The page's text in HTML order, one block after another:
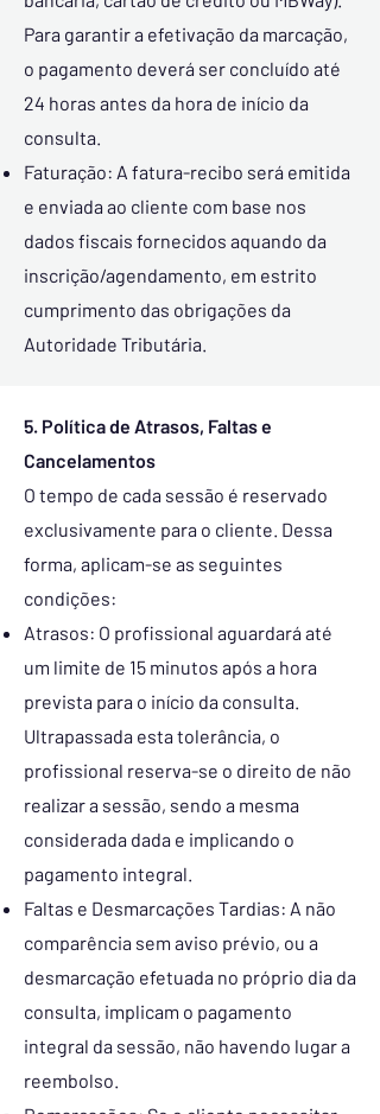
Para garantir a efetivação da marcação,
o pagamento deverá ser concluído até
24 horas antes da hora de início da
consulta.
Faturação: A fatura-recibo será emitida
e enviada ao cliente com base nos
dados fiscais fornecidos aquando da
inscrição/agendamento, em estrito
cumprimento das obrigações da
Autoridade Tributária.
5. Política de Atrasos, Faltas e
Cancelamentos
O tempo de cada sessão é reservado
exclusivamente para o cliente. Dessa
forma, aplicam-se as seguintes
condições:
Atrasos: O profissional aguardará até
um limite de 15 minutos após a hora
prevista para o início da consulta.
Ultrapassada esta tolerância, o
profissional reserva-se o direito de não
realizar a sessão, sendo a mesma
considerada dada e implicando o
pagamento integral.
Faltas e Desmarcações Tardias: A não
comparência sem aviso prévio, ou a
desmarcação efetuada no próprio dia da
consulta, implicam o pagamento
integral da sessão, não havendo lugar a
reembolso.